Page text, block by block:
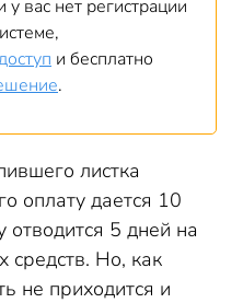
у вас нет регистрации
и бесплатно
.
листка
оплату дается 10
5 дней на
средств. Но, как
не приходится и